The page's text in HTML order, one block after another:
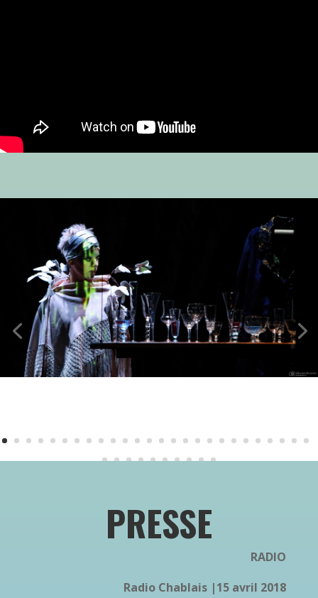
PRESSE
RADIO
Radio Chablais |15 avril 2018